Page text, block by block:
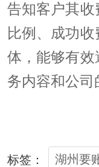
告知客户其
比例、成功
体，能够有
务内容和公司
标签： 湖州要